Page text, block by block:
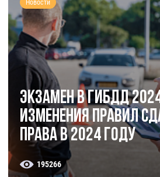
Новости
Экзамен в ГИБДД
Изменения правил
права в 2024 году
195266